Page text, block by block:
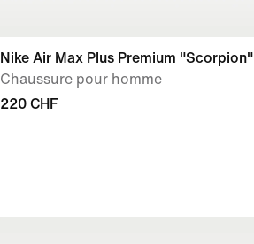
Nike Air Max Plus Premium "Scorpion"
Chaussure pour homme
220 CHF